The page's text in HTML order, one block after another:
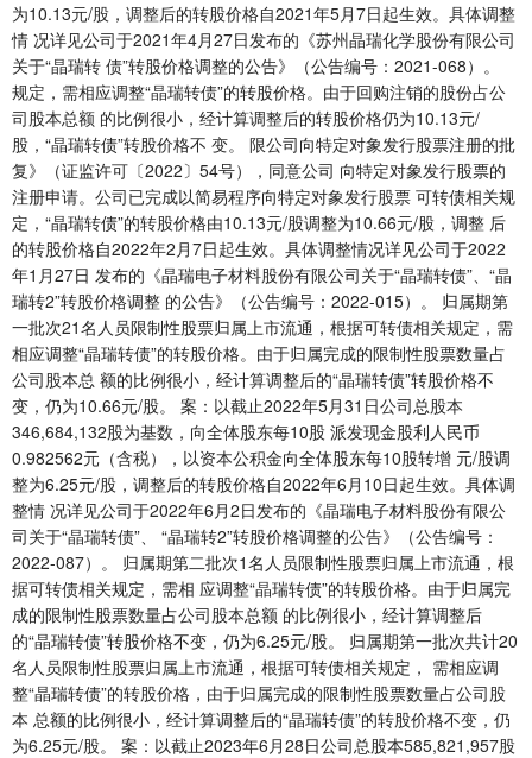
为10.13元/股，调整后的转股价格自2021年5月7日起生效。具体调整
情 况详见公司于2021年4月27日发布的《苏州晶瑞化学股份有限公司
关于“晶瑞转 债”转股价格调整的公告》（公告编号：2021-068）。
规定，需相应调整“晶瑞转债”的转股价格。由于回购注销的股份占公
司股本总额 的比例很小，经计算调整后的转股价格仍为10.13元/
股，“晶瑞转债”转股价格不 变。 限公司向特定对象发行股票注册的批
复》（证监许可〔2022〕54号），同意公司 向特定对象发行股票的
注册申请。公司已完成以简易程序向特定对象发行股票 可转债相关规
定，“晶瑞转债”的转股价格由10.13元/股调整为10.66元/股，调整 后
的转股价格自2022年2月7日起生效。具体调整情况详见公司于2022
年1月27日 发布的《晶瑞电子材料股份有限公司关于“晶瑞转债”、“晶
瑞转2”转股价格调整 的公告》（公告编号：2022-015）。 归属期第
一批次21名人员限制性股票归属上市流通，根据可转债相关规定，需
相应调整“晶瑞转债”的转股价格。由于归属完成的限制性股票数量占
公司股本总 额的比例很小，经计算调整后的“晶瑞转债”转股价格不
变，仍为10.66元/股。 案：以截止2022年5月31日公司总股本
346,684,132股为基数，向全体股东每10股 派发现金股利人民币
0.982562元（含税），以资本公积金向全体股东每10股转增 元/股调
整为6.25元/股，调整后的转股价格自2022年6月10日起生效。具体调
整情 况详见公司于2022年6月2日发布的《晶瑞电子材料股份有限公
司关于“晶瑞转债”、 “晶瑞转2”转股价格调整的公告》（公告编号：
2022-087）。 归属期第二批次1名人员限制性股票归属上市流通，根
据可转债相关规定，需相 应调整“晶瑞转债”的转股价格。由于归属完
成的限制性股票数量占公司股本总额 的比例很小，经计算调整后
的“晶瑞转债”转股价格不变，仍为6.25元/股。 归属期第一批次共计20
名人员限制性股票归属上市流通，根据可转债相关规定， 需相应调
整“晶瑞转债”的转股价格，由于归属完成的限制性股票数量占公司股
本 总额的比例很小，经计算调整后的“晶瑞转债”的转股价格不变，仍
为6.25元/股。 案：以截止2023年6月28日公司总股本585,821,957股